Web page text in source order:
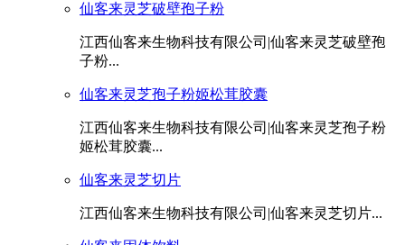
仙客来灵芝破壁孢子粉
江西仙客来生物科技有限公司|仙客来灵芝破壁孢
子粉...
仙客来灵芝孢子粉姬松茸胶囊
江西仙客来生物科技有限公司|仙客来灵芝孢子粉
姬松茸胶囊...
仙客来灵芝切片
江西仙客来生物科技有限公司|仙客来灵芝切片...